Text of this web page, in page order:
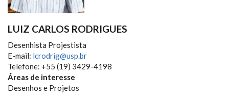
LUIZ CARLOS RODRIGUES
Desenhista Projestista
E-mail: lcrodrig@usp.br
Telefone: +55 (19) 3429-4198
Áreas de interesse
Desenhos e Projetos